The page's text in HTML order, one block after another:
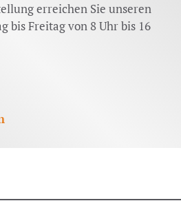
erreichen Sie unseren
bis Freitag von 8 Uhr bis 16